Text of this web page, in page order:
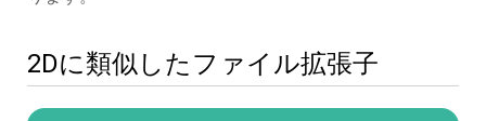
2Dに類似したファイル拡張子